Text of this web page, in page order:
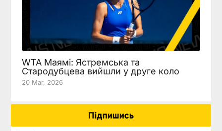
WTA Маямі: Ястремська та
Стародубцева вийшли у друге коло
20 Mar, 2026
Підпишись